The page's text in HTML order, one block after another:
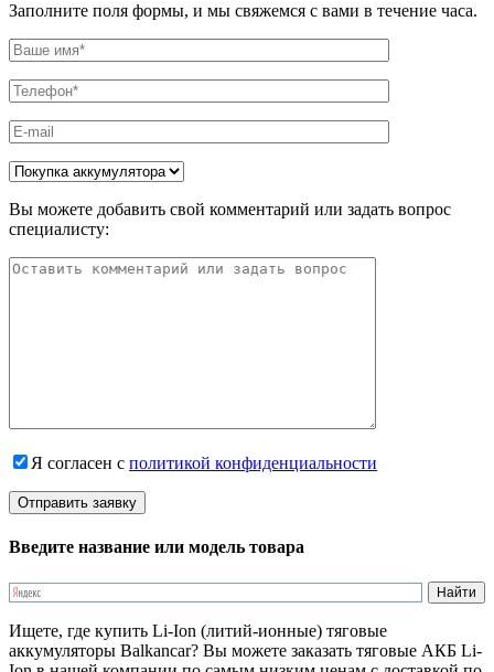
Заполните поля формы, и мы свяжемся с вами в течение часа.
Вы можете добавить свой комментарий или задать вопрос
специалисту:
Я согласен с политикой конфиденциальности
Введите название или модель товара
Ищете, где купить Li-Ion (литий-ионные) тяговые
аккумуляторы Balkancar? Вы можете заказать тяговые АКБ Li-